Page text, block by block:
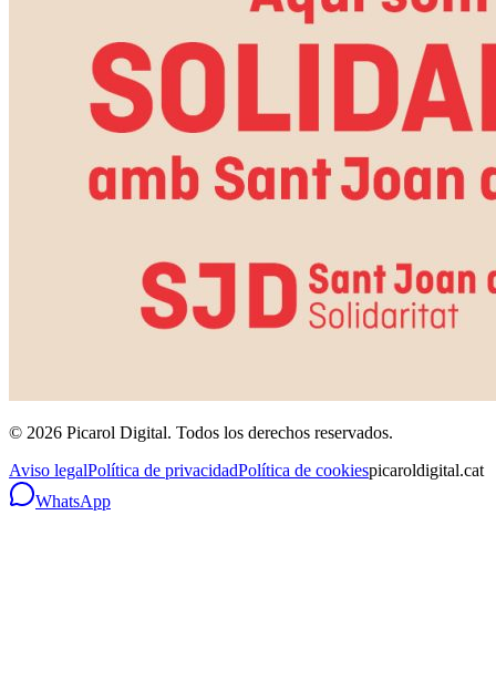
© 2026 Picarol Digital. Todos los derechos reservados.
Aviso legalPolítica de privacidadPolítica de cookiespicaroldigital.cat
WhatsApp